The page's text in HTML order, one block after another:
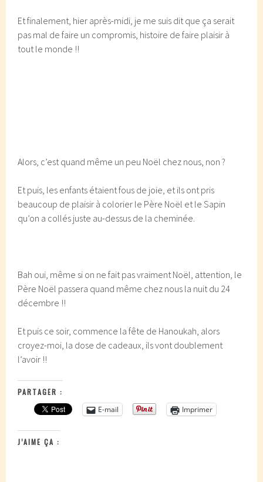
Et finalement, hier après-midi, je me suis dit que ça serait
pas mal de faire un compromis, histoire de faire plaisir à
tout le monde !!
Alors, c’est quand même un peu Noël chez nous, non ?
Et puis, les enfants étaient fous de joie, et ils ont pris
beaucoup de plaisir à colorier le Père Noël et le Sapin
qu’on a collés juste au-dessus de la cheminée.
Bah oui, même si on ne fait pas vraiment Noël, attention, le
Père Noël passera quand même chez nous la nuit du 24
décembre !!
Et puis ce soir, commence la fête de Hanoukah, alors
croyez-moi, la dose de cadeaux, ils vont doublement
l’avoir !!
PARTAGER :
E-mail
Imprimer
J’AIME ÇA :